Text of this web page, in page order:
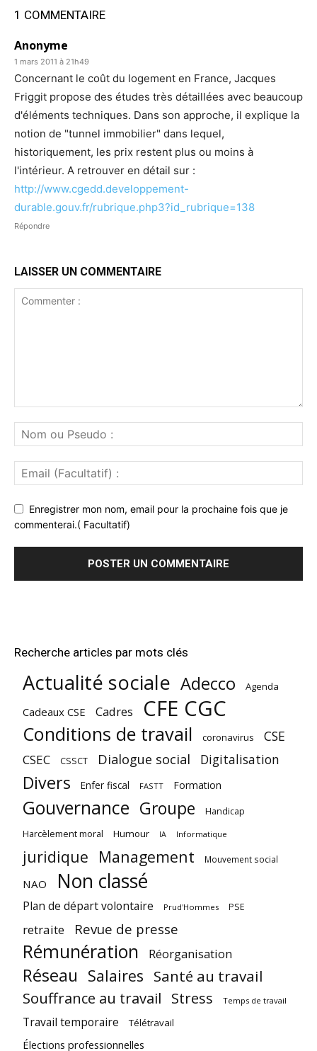
1 COMMENTAIRE
Anonyme
1 mars 2011 à 21h49
Concernant le coût du logement en France, Jacques
Friggit propose des études très détaillées avec beaucoup
d'éléments techniques. Dans son approche, il explique la
notion de "tunnel immobilier" dans lequel,
historiquement, les prix restent plus ou moins à
l'intérieur. A retrouver en détail sur :
http://www.cgedd.developpement-
durable.gouv.fr/rubrique.php3?id_rubrique=138
Répondre
LAISSER UN COMMENTAIRE
Enregistrer mon nom, email pour la prochaine fois que je
commenterai.( Facultatif)
Recherche articles par mots clés
Actualité sociale Adecco Agenda
Cadeaux CSE Cadres CFE CGC
Conditions de travail coronavirus CSE
CSEC CSSCT Dialogue social Digitalisation
Divers Enfer fiscal FASTT Formation
Gouvernance Groupe Handicap
Harcèlement moral Humour IA Informatique
juridique Management Mouvement social
NAO Non classé
Plan de départ volontaire Prud'Hommes PSE
retraite Revue de presse
Rémunération Réorganisation
Réseau Salaires Santé au travail
Souffrance au travail Stress Temps de travail
Travail temporaire Télétravail
Élections professionnelles